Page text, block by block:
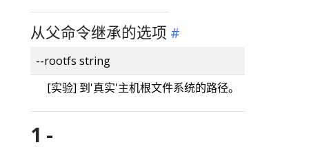
从父命令继承的选项
--rootfs string
[实验] 到'真实'主机根文件系统的路径。
1 -